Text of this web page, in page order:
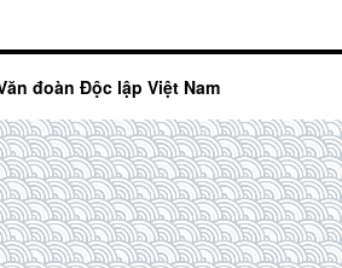
đoàn Độc lập Việt Nam